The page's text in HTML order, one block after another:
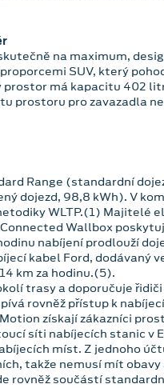
na maximum,
SUV, který
prostor má kapacitu 402
prostoru pro zavazadla
Range (standardní
dojezd, 98,8 kWh). V
WLTP.(1) Majitelé
Wallbox
nabíjení prodlouží
kabel Ford, dodávaný
km za hodinu.(5).
trasy a doporučuje
rovněž přístup k
získají zákazníci
síti nabíjecích stanic v
míst. Z jednoho
takže nemusí mít obavy
rovněž součástí